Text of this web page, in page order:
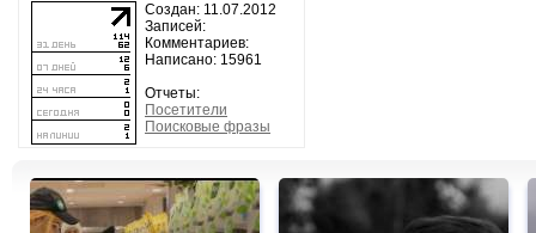
Создан: 11.07.2012
Записей:
Комментариев:
Написано: 15961
Отчеты:
Посетители
Поисковые фразы